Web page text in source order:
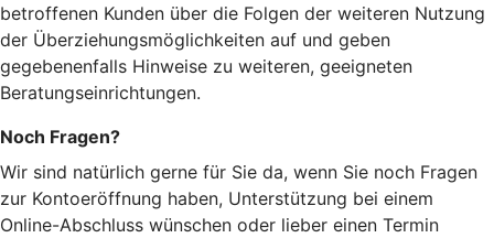
betroffenen Kunden über die Folgen der weiteren Nutzung
der Überziehungsmöglichkeiten auf und geben
gegebenenfalls Hinweise zu weiteren, geeigneten
Beratungseinrichtungen.
Noch Fragen?
Wir sind natürlich gerne für Sie da, wenn Sie noch Fragen
zur Kontoeröffnung haben, Unterstützung bei einem
Online-Abschluss wünschen oder lieber einen Termin